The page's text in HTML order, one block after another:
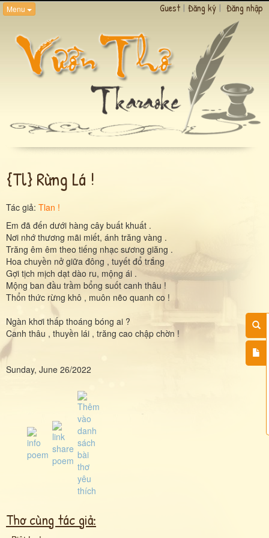
Menu Guest | Đăng ký | Đăng nhập
{tl} Rừng Lá !
Tác giả: Tlan !
Em đã đến dưới hàng cây buất khuất .
Nơi nhớ thương mãi miết, ánh trăng vàng .
Trăng êm êm theo tiếng nhạc sương giăng .
Hoa chuyền nở giữa đông , tuyết đổ trắng
Gợi tịch mịch dạt dào ru, mộng ái .
Mộng ban đầu trầm bổng suốt canh thâu !
Thổn thức rừng khô , muôn nẽo quanh co !
Ngàn khơi thấp thoáng bóng ai ?
Canh thâu , thuyền lái , trăng cao chập chờn !
Sunday, June 26/2022
Thơ cùng tác giả: